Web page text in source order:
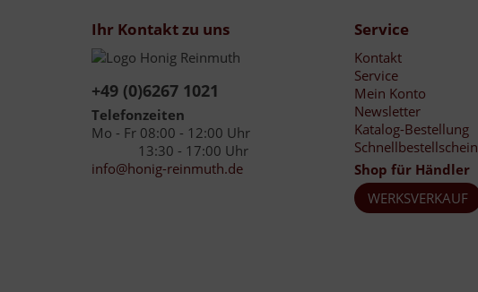
Ihr Kontakt zu uns
+49 (0)6267 1021
Telefonzeiten
Mo - Fr 08:00 - 12:00 Uhr
13:30 - 17:00 Uhr
info@honig-reinmuth.de
Service
Kontakt
Service
Mein Konto
Newsletter
Katalog-Bestellung
Schnellbestellschein
Shop für Händler
WERKSVERKAUF